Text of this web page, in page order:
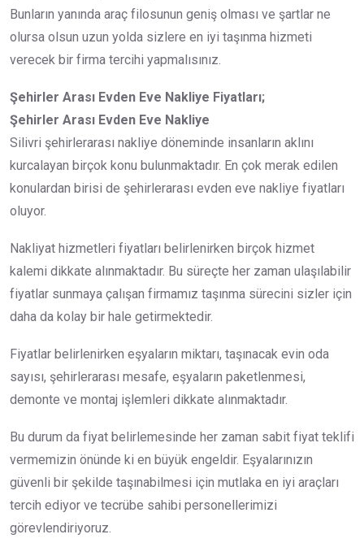
Bunların yanında araç filosunun geniş olması ve şartlar ne
olursa olsun uzun yolda sizlere en iyi taşınma hizmeti
verecek bir firma tercihi yapmalısınız.
Şehirler Arası Evden Eve Nakliye Fiyatları;
Şehirler Arası Evden Eve Nakliye
Silivri şehirlerarası nakliye döneminde insanların aklını
kurcalayan birçok konu bulunmaktadır. En çok merak edilen
konulardan birisi de şehirlerarası evden eve nakliye fiyatları
oluyor.
Nakliyat hizmetleri fiyatları belirlenirken birçok hizmet
kalemi dikkate alınmaktadır. Bu süreçte her zaman ulaşılabilir
fiyatlar sunmaya çalışan firmamız taşınma sürecini sizler için
daha da kolay bir hale getirmektedir.
Fiyatlar belirlenirken eşyaların miktarı, taşınacak evin oda
sayısı, şehirlerarası mesafe, eşyaların paketlenmesi,
demonte ve montaj işlemleri dikkate alınmaktadır.
Bu durum da fiyat belirlemesinde her zaman sabit fiyat teklifi
vermemizin önünde ki en büyük engeldir. Eşyalarınızın
güvenli bir şekilde taşınabilmesi için mutlaka en iyi araçları
tercih ediyor ve tecrübe sahibi personellerimizi
görevlendiriyoruz.